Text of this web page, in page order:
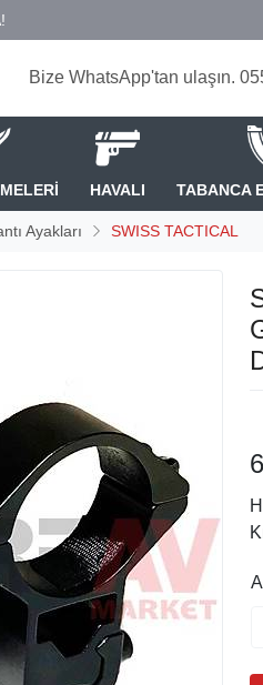
Bize WhatsApp'tan ulaşın.
HAVALI TABANCA
Ayakları SWISS TACTICAL